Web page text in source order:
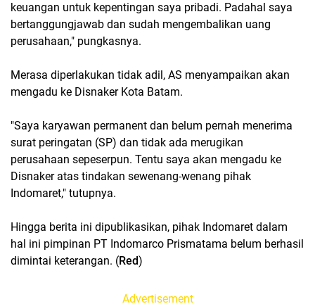
keuangan untuk kepentingan saya pribadi. Padahal saya
bertanggungjawab dan sudah mengembalikan uang
perusahaan," pungkasnya.
Merasa diperlakukan tidak adil, AS menyampaikan akan
mengadu ke Disnaker Kota Batam.
"Saya karyawan permanent dan belum pernah menerima
surat peringatan (SP) dan tidak ada merugikan
perusahaan sepeserpun. Tentu saya akan mengadu ke
Disnaker atas tindakan sewenang-wenang pihak
Indomaret," tutupnya.
Hingga berita ini dipublikasikan, pihak Indomaret dalam
hal ini pimpinan PT Indomarco Prismatama belum berhasil
dimintai keterangan. (Red)
Advertisement